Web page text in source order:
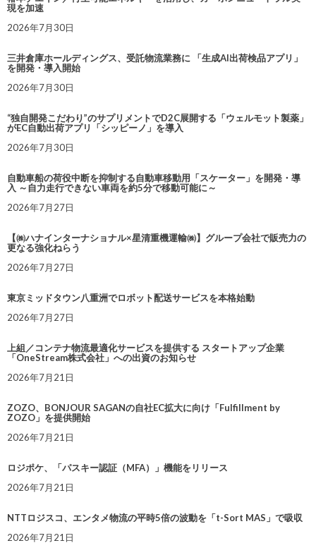
現を加速
2026年7月30日
三井倉庫ホールディングス、受託物流業務に 「生成AI出荷検品アプリ」
を開発・導入開始
2026年7月30日
“独自開発こだわり”のサプリメントでD2C展開する「ウェルモット製薬」
がEC自動出荷アプリ「シッピーノ」を導入
2026年7月30日
自動車船の荷役中断を抑制する自動車移動用「スケーター」を開発・導
入 ～自力走行できない車両を約5分で移動可能に～
2026年7月27日
【㈱ハナインターナショナル×星清重機運輸㈱】グループ会社で販売力の
更なる強化ねらう
2026年7月27日
東京ミッドタウン八重洲でロボット配送サービスを本格始動
2026年7月27日
上組／コンテナ物流最適化サービスを提供する スタートアップ企業
「OneStream株式会社」への出資のお知らせ
2026年7月21日
ZOZO、BONJOUR SAGANの自社EC拡大に向け「Fulfillment by
ZOZO」を提供開始
2026年7月21日
ロジポケ、「パスキー認証（MFA）」機能をリリース
2026年7月21日
NTTロジスコ、エンタメ物流の平時5倍の波動を「t-Sort MAS」で吸収
2026年7月21日